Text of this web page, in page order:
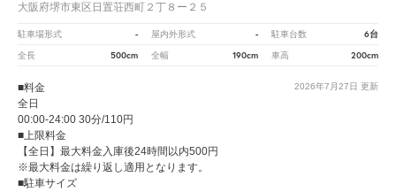
大阪府堺市東区日置荘西町２丁８ー２５
駐車場形式 - 屋内外形式 - 駐車台数 6台
全長 500cm 全幅 190cm 車高 200cm
2026年7月27日 更新
■料金
全日
00:00-24:00 30分/110円
■上限料金
【全日】最大料金入庫後24時間以内500円
※最大料金は繰り返し適用となります。
■駐車サイズ